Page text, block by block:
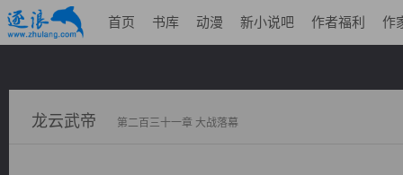
首页 书库 动漫 新小说吧 作者福利 作
龙云武帝 第二百三十一章 大战落幕